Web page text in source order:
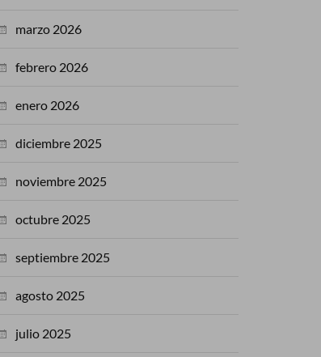
marzo 2026
febrero 2026
enero 2026
diciembre 2025
noviembre 2025
octubre 2025
septiembre 2025
agosto 2025
julio 2025